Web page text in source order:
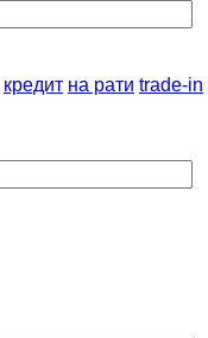
кредит на рати trade-in